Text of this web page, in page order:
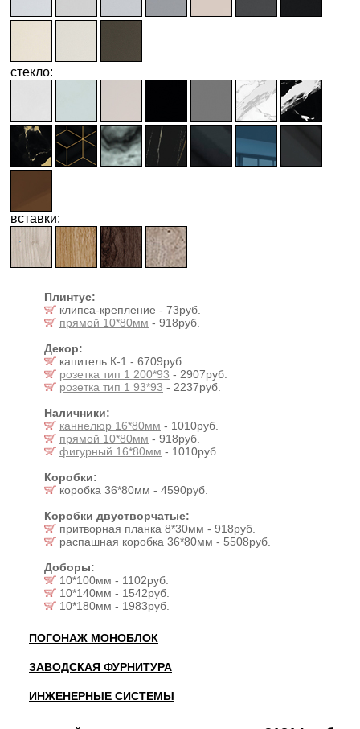
стекло:
вставки:
Плинтус:
клипса-крепление - 73руб.
прямой 10*80мм - 918руб.
Декор:
капитель К-1 - 6709руб.
розетка тип 1 200*93 - 2907руб.
розетка тип 1 93*93 - 2237руб.
Наличники:
каннелюр 16*80мм - 1010руб.
прямой 10*80мм - 918руб.
фигурный 16*80мм - 1010руб.
Коробки:
коробка 36*80мм - 4590руб.
Коробки двустворчатые:
притворная планка 8*30мм - 918руб.
распашная коробка 36*80мм - 5508руб.
Доборы:
10*100мм - 1102руб.
10*140мм - 1542руб.
10*180мм - 1983руб.
ПОГОНАЖ МОНОБЛОК
ЗАВОДСКАЯ ФУРНИТУРА
ИНЖЕНЕРНЫЕ СИСТЕМЫ